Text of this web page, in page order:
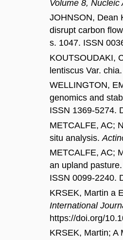
Volume 8,
JOHNSON, Dean
disrupt carbon
s. 1047. ISSN
KOUTSOUDAKI,
lentiscus Var. chia.
WELLINGTON,
genomics and
ISSN 1369-5274.
METCALFE, AC;
situ analysis.
METCALFE, AC;
an upland
ISSN 0099-2240.
KRSEK, Martin a
International
https://doi.org/
KRSEK, Martin; A